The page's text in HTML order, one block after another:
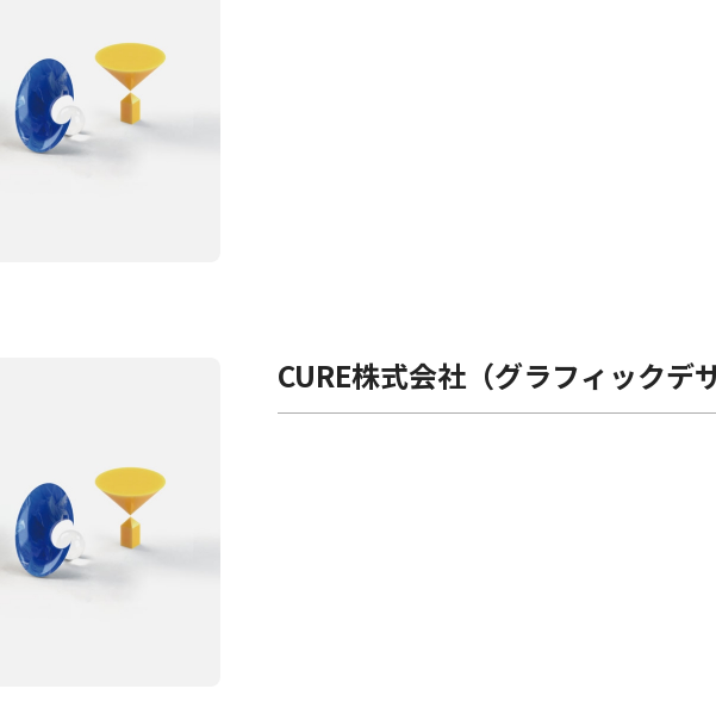
CURE株式会社（グラフィックデ